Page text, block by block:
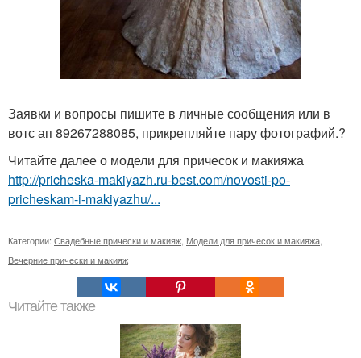
Заявки и вопросы пишите в личные сообщения или в
вотс ап 89267288085, прикрепляйте пару фотографий.?
Читайте далее о модели для причесок и макияжа
http://pricheska-makiyazh.ru-best.com/novosti-po-
pricheskam-i-makiyazhu/...
Категории: Свадебные прически и макияж, Модели для причесок и макияжа,
Вечерние прически и макияж
Читайте также